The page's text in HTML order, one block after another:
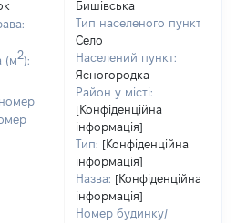
(м2):
Бишівська
Тип населеного пункту:
Село
Населений пункт:
Ясногородка
Район у місті:
[Конфіденційна
інформація]
Тип: [Конфіденційна
інформація]
Назва: [Конфіденційна
інформація]
Номер будинку/